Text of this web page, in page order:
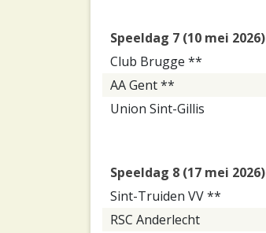
Speeldag 7 (10 mei 2026)
Club Brugge **
AA Gent **
Union Sint-Gillis
Speeldag 8 (17 mei 2026)
Sint-Truiden VV **
RSC Anderlecht